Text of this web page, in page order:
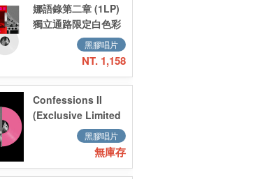
娜語錄第二章 (1LP)
獨立通路限定白色彩
膠／Confessions II
12-track Indie
Exclusive (White
Vinyl LP)
黑膠唱片
NT. 1,158
Confessions II
(Exclusive Limited
Edition Hot Pink
黑膠唱片
無庫存